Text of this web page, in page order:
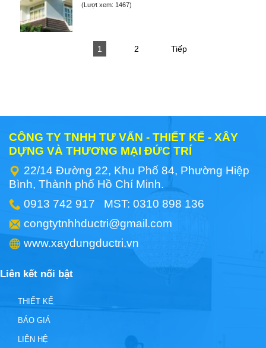
(Lượt xem: 1467)
1 2 Tiếp
CÔNG TY TNHH TƯ VẤN - THIẾT KẾ - XÂY
DỰNG VÀ THƯƠNG MẠI ĐỨC TRÍ
22/14 Đường 22, Khu Phố 84, Phường Hiệp
Bình, Thành phố Hồ Chí Minh.
0913 742 917 MST: 0310 898 136
congtytnhhductri@gmail.com
www.xaydungductri.vn
Liên kết nối bật
THIẾT KẾ
BÁO GIÁ
LIÊN HỆ